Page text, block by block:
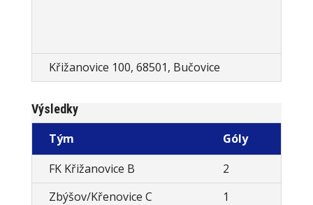
Křižanovice 100, 68501, Bučovice
Výsledky
Tým
Góly
FK Křižanovice B
2
Zbýšov/Křenovice C
1